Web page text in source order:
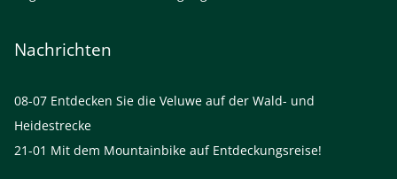
Nachrichten
08-07 Entdecken Sie die Veluwe auf der Wald- und
Heidestrecke
21-01 Mit dem Mountainbike auf Entdeckungsreise!